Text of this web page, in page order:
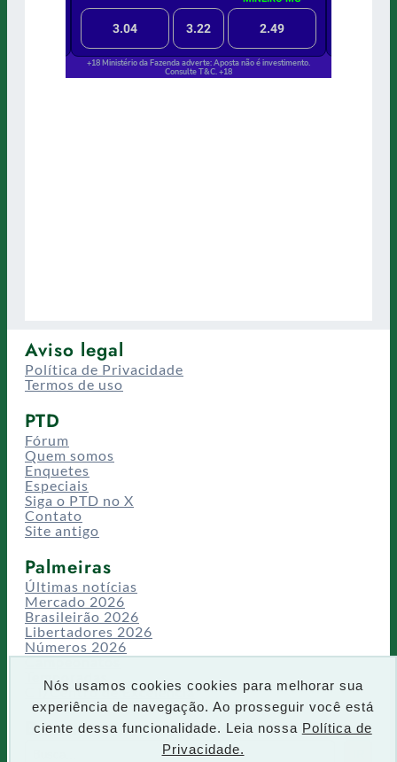
Nós usamos cookies cookies para melhorar sua
experiência de navegação. Ao prosseguir você está
ciente dessa funcionalidade. Leia nossa Política de
Privacidade.
Aviso legal
Política de Privacidade
Termos de uso
PTD
Fórum
Quem somos
Enquetes
Especiais
Siga o PTD no X
Contato
Site antigo
Palmeiras
Últimas notícias
Mercado 2026
Brasileirão 2026
Libertadores 2026
Números 2026
Campeonatos
CT/Centro de Excelência
Busca
P